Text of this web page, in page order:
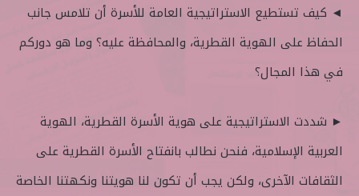
◄ كيف تستطيع الاستراتيجية العامة للأسرة أن تلامس جانب
الحفاظ على الهوية القطرية، والمحافظة عليه؟ وما هو دوركم
في هذا المجال؟
► شددت الاستراتيجية على هوية الأسرة القطرية، الهوية
العربية الإسلامية، فنحن نطالب بانفتاح الأسرة القطرية على
الثقافات الآخرى، ولكن يجب أن تكون لنا هويتنا ونكهتنا الخاصة